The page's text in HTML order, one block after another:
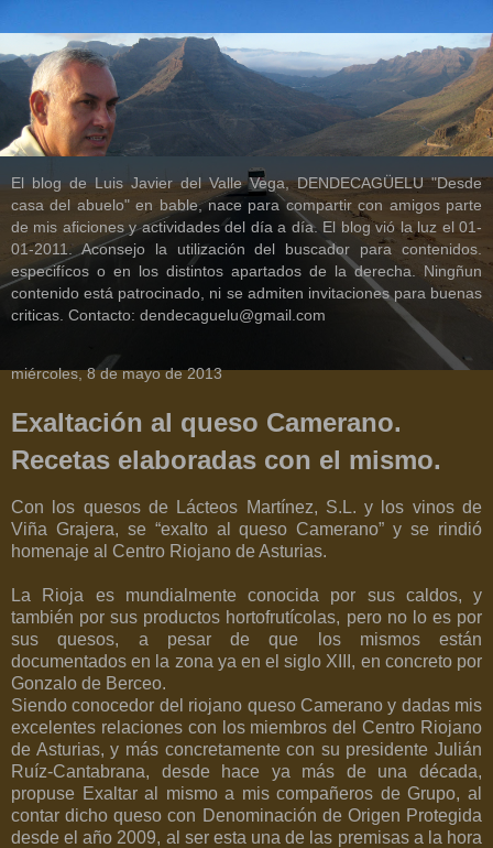
El blog de Luis Javier del Valle Vega, DENDECAGÜELU "Desde
casa del abuelo" en bable, nace para compartir con amigos parte
de mis aficiones y actividades del día a día. El blog vió la luz el 01-
01-2011. Aconsejo la utilización del buscador para contenidos.
especifícos o en los distintos apartados de la derecha. Ningñun
contenido está patrocinado, ni se admiten invitaciones para buenas
criticas. Contacto: dendecaguelu@gmail.com
miércoles, 8 de mayo de 2013
Exaltación al queso Camerano.
Recetas elaboradas con el mismo.
Con los quesos de Lácteos Martínez, S.L. y los vinos de
Viña Grajera, se “exalto al queso Camerano” y se rindió
homenaje al Centro Riojano de Asturias.
La Rioja es mundialmente conocida por sus caldos, y
también por sus productos hortofrutícolas, pero no lo es por
sus quesos, a pesar de que los mismos están
documentados en la zona ya en el siglo XIII, en concreto por
Gonzalo de Berceo.
Siendo conocedor del riojano queso Camerano y dadas mis
excelentes relaciones con los miembros del Centro Riojano
de Asturias, y más concretamente con su presidente Julián
Ruíz-Cantabrana, desde hace ya más de una década,
propuse Exaltar al mismo a mis compañeros de Grupo, al
contar dicho queso con Denominación de Origen Protegida
desde el año 2009, al ser esta una de las premisas a la hora